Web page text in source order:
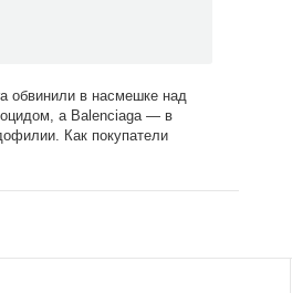
обвинили в насмешке над
а Balenciaga — в
Как покупатели